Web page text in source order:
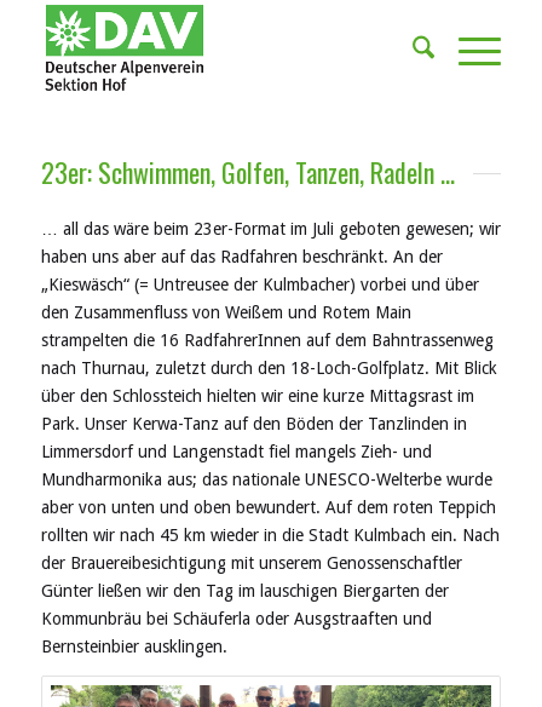
23er: Schwimmen, Golfen, Tanzen, Radeln …
… all das wäre beim 23er-Format im Juli geboten gewesen; wir
haben uns aber auf das Radfahren beschränkt. An der
„Kieswäsch“ (= Untreuseeder Kulmbacher) vorbei und über
den Zusammenflussvon Weißem und Rotem Main
strampelten die 16 RadfahrerInnen auf dem Bahntrassenweg
nach Thurnau, zuletzt durch den 18-Loch-Golfplatz. Mit Blick
über den Schlossteich hielten wir eine kurze Mittagsrast im
Park. Unser Kerwa-Tanz auf den Böden der Tanzlinden in
Limmersdorfund Langenstadt fiel mangels Zieh- und
Mundharmonika aus; das nationale UNESCO-Welterbe wurde
aber von unten und oben bewundert. Auf dem roten Teppich
rollten wir nach 45 km wieder in die Stadt Kulmbach ein. Nach
der Brauereibesichtigung mit unserem Genossenschaftler
Günter ließen wir den Tag im lauschigen Biergarten der
Kommunbräu bei Schäuferla oder Ausgstraaften und
Bernsteinbier ausklingen.